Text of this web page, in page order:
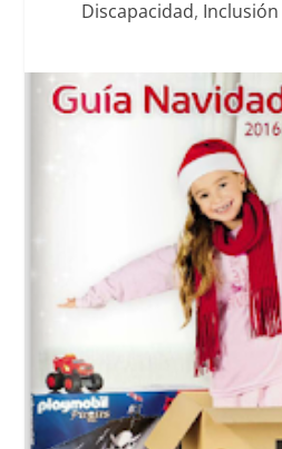
Discapacidad, Inclusión